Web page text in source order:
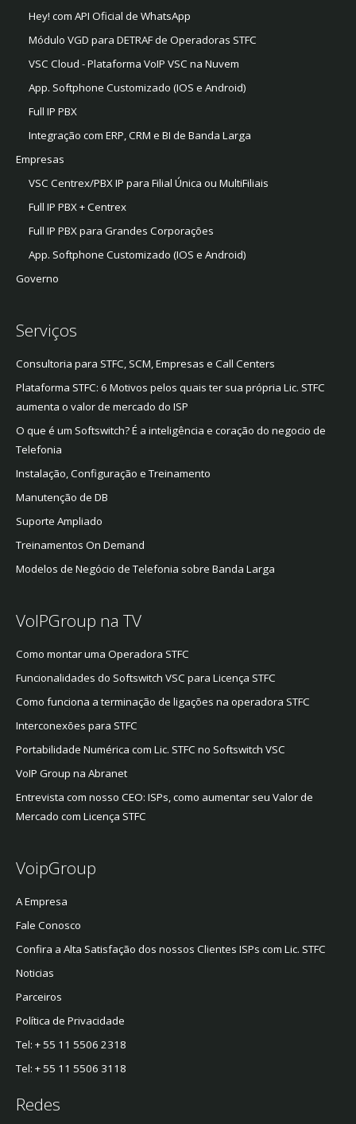
Hey! com API Oficial de WhatsApp
Módulo VGD para DETRAF de Operadoras STFC
VSC Cloud - Plataforma VoIP VSC na Nuvem
App. Softphone Customizado (IOS e Android)
Full IP PBX
Integração com ERP, CRM e BI de Banda Larga
Empresas
VSC Centrex/PBX IP para Filial Única ou MultiFiliais
Full IP PBX + Centrex
Full IP PBX para Grandes Corporações
App. Softphone Customizado (IOS e Android)
Governo
Serviços
Consultoria para STFC, SCM, Empresas e Call Centers
Plataforma STFC: 6 Motivos pelos quais ter sua própria Lic. STFC
aumenta o valor de mercado do ISP
O que é um Softswitch? É a inteligência e coração do negocio de
Telefonia
Instalação, Configuração e Treinamento
Manutenção de DB
Suporte Ampliado
Treinamentos On Demand
Modelos de Negócio de Telefonia sobre Banda Larga
VoIPGroup na TV
Como montar uma Operadora STFC
Funcionalidades do Softswitch VSC para Licença STFC
Como funciona a terminação de ligações na operadora STFC
Interconexões para STFC
Portabilidade Numérica com Lic. STFC no Softswitch VSC
VoIP Group na Abranet
Entrevista com nosso CEO: ISPs, como aumentar seu Valor de
Mercado com Licença STFC
VoipGroup
A Empresa
Fale Conosco
Confira a Alta Satisfação dos nossos Clientes ISPs com Lic. STFC
Noticias
Parceiros
Política de Privacidade
Tel: + 55 11 5506 2318
Tel: + 55 11 5506 3118
Redes